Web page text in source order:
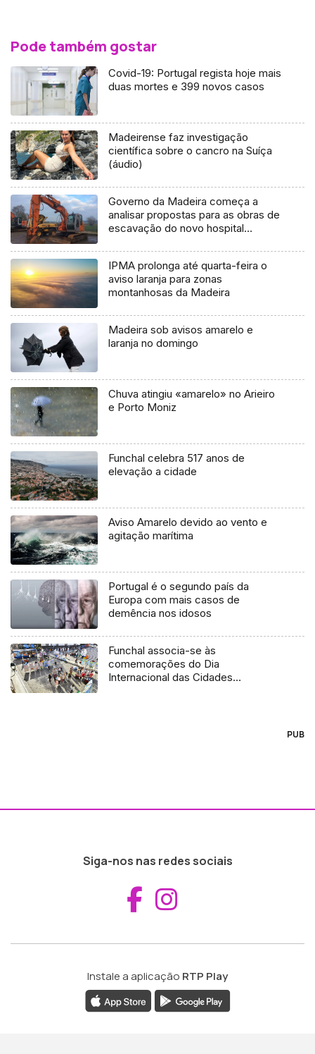
Pode também gostar
Covid-19: Portugal regista hoje mais
duas mortes e 399 novos casos
Madeirense faz investigação
científica sobre o cancro na Suíça
(áudio)
Governo da Madeira começa a
analisar propostas para as obras de
escavação do novo hospital
IPMA prolonga até quarta-feira o
aviso laranja para zonas
montanhosas da Madeira
Madeira sob avisos amarelo e
laranja no domingo
Chuva atingiu «amarelo» no Arieiro
e Porto Moniz
Funchal celebra 517 anos de
elevação a cidade
Aviso Amarelo devido ao vento e
agitação marítima
Portugal é o segundo país da
Europa com mais casos de
demência nos idosos
Funchal associa-se às
comemorações do Dia
Internacional das Cidades
PUB
Siga-nos nas redes sociais
Aceder ao
Instale a aplicação RTP Play